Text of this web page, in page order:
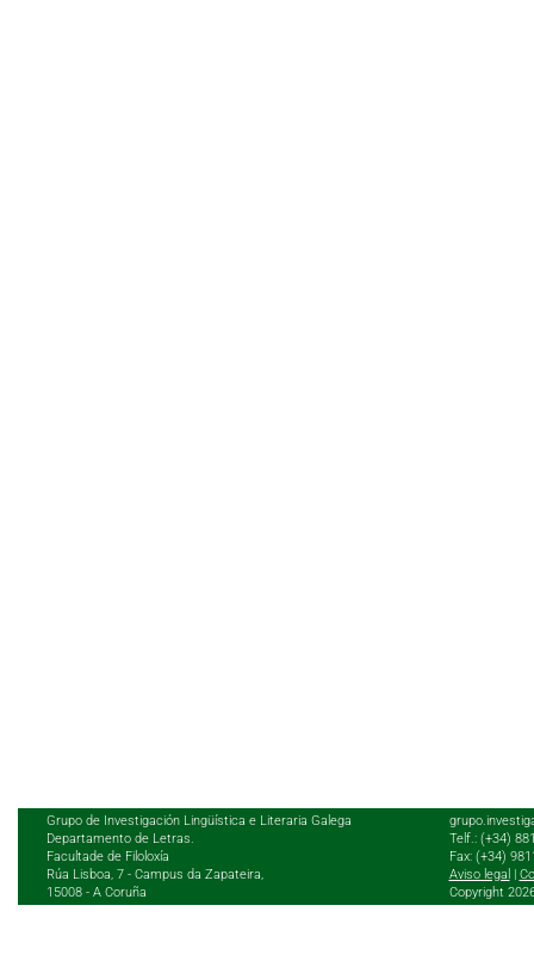
Grupo de Investigación Lingüística e Literaria Galega
Departamento de Letras.
Facultade de Filoloxía
Rúa Lisboa, 7 - Campus da Zapateira,
15008 - A Coruña
Telf.: (+34)
Fax: (+34)
Aviso legal
Copyright